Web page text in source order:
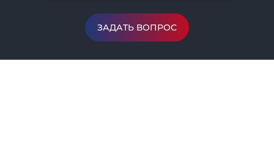
ЗАДАТЬ ВОПРОС